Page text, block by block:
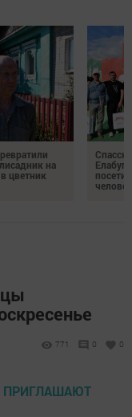
на
цветник
человек
771 0 0